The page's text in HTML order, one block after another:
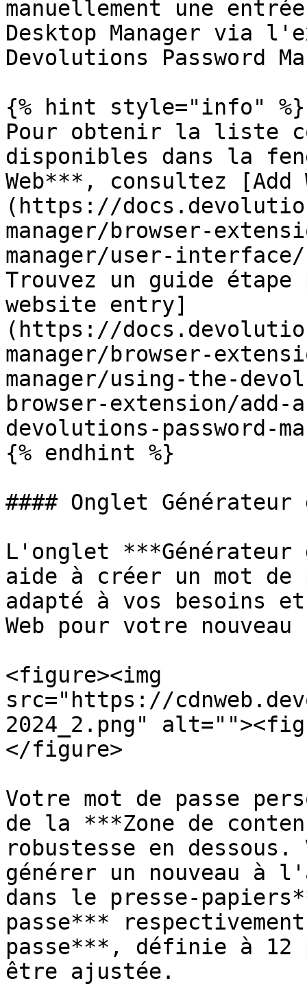
manuellement une
Desktop Manager via
Devolutions Password
{% hint style="info" %}
Pour obtenir la liste
disponibles dans la
Web***, consultez [Add
(https://
manager/browser-
manager/user-
Trouvez un guide
website entry]
(https://
manager/browser-
manager/using-the-
browser-extension/
devolutions-password-
{% endhint %}
#### Onglet Générateur
L'onglet ***Générateur
aide à créer un mot
adapté à vos besoins
Web pour votre nouveau
<figure><img
src="https://
2024_2.png"
</figure>
Votre mot de passe
de la ***Zone de
robustesse en
générer un nouveau à
dans le presse-
passe***
passe***, définie à 12
être ajustée.